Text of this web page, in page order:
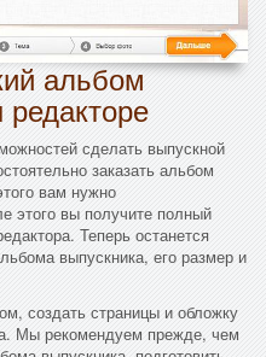
альбом
сделать выпускной
заказать альбом
вам нужно
этого вы получите полный
Теперь останется
выпускника, его размер и
создать страницы и обложку
Мы рекомендуем прежде, чем